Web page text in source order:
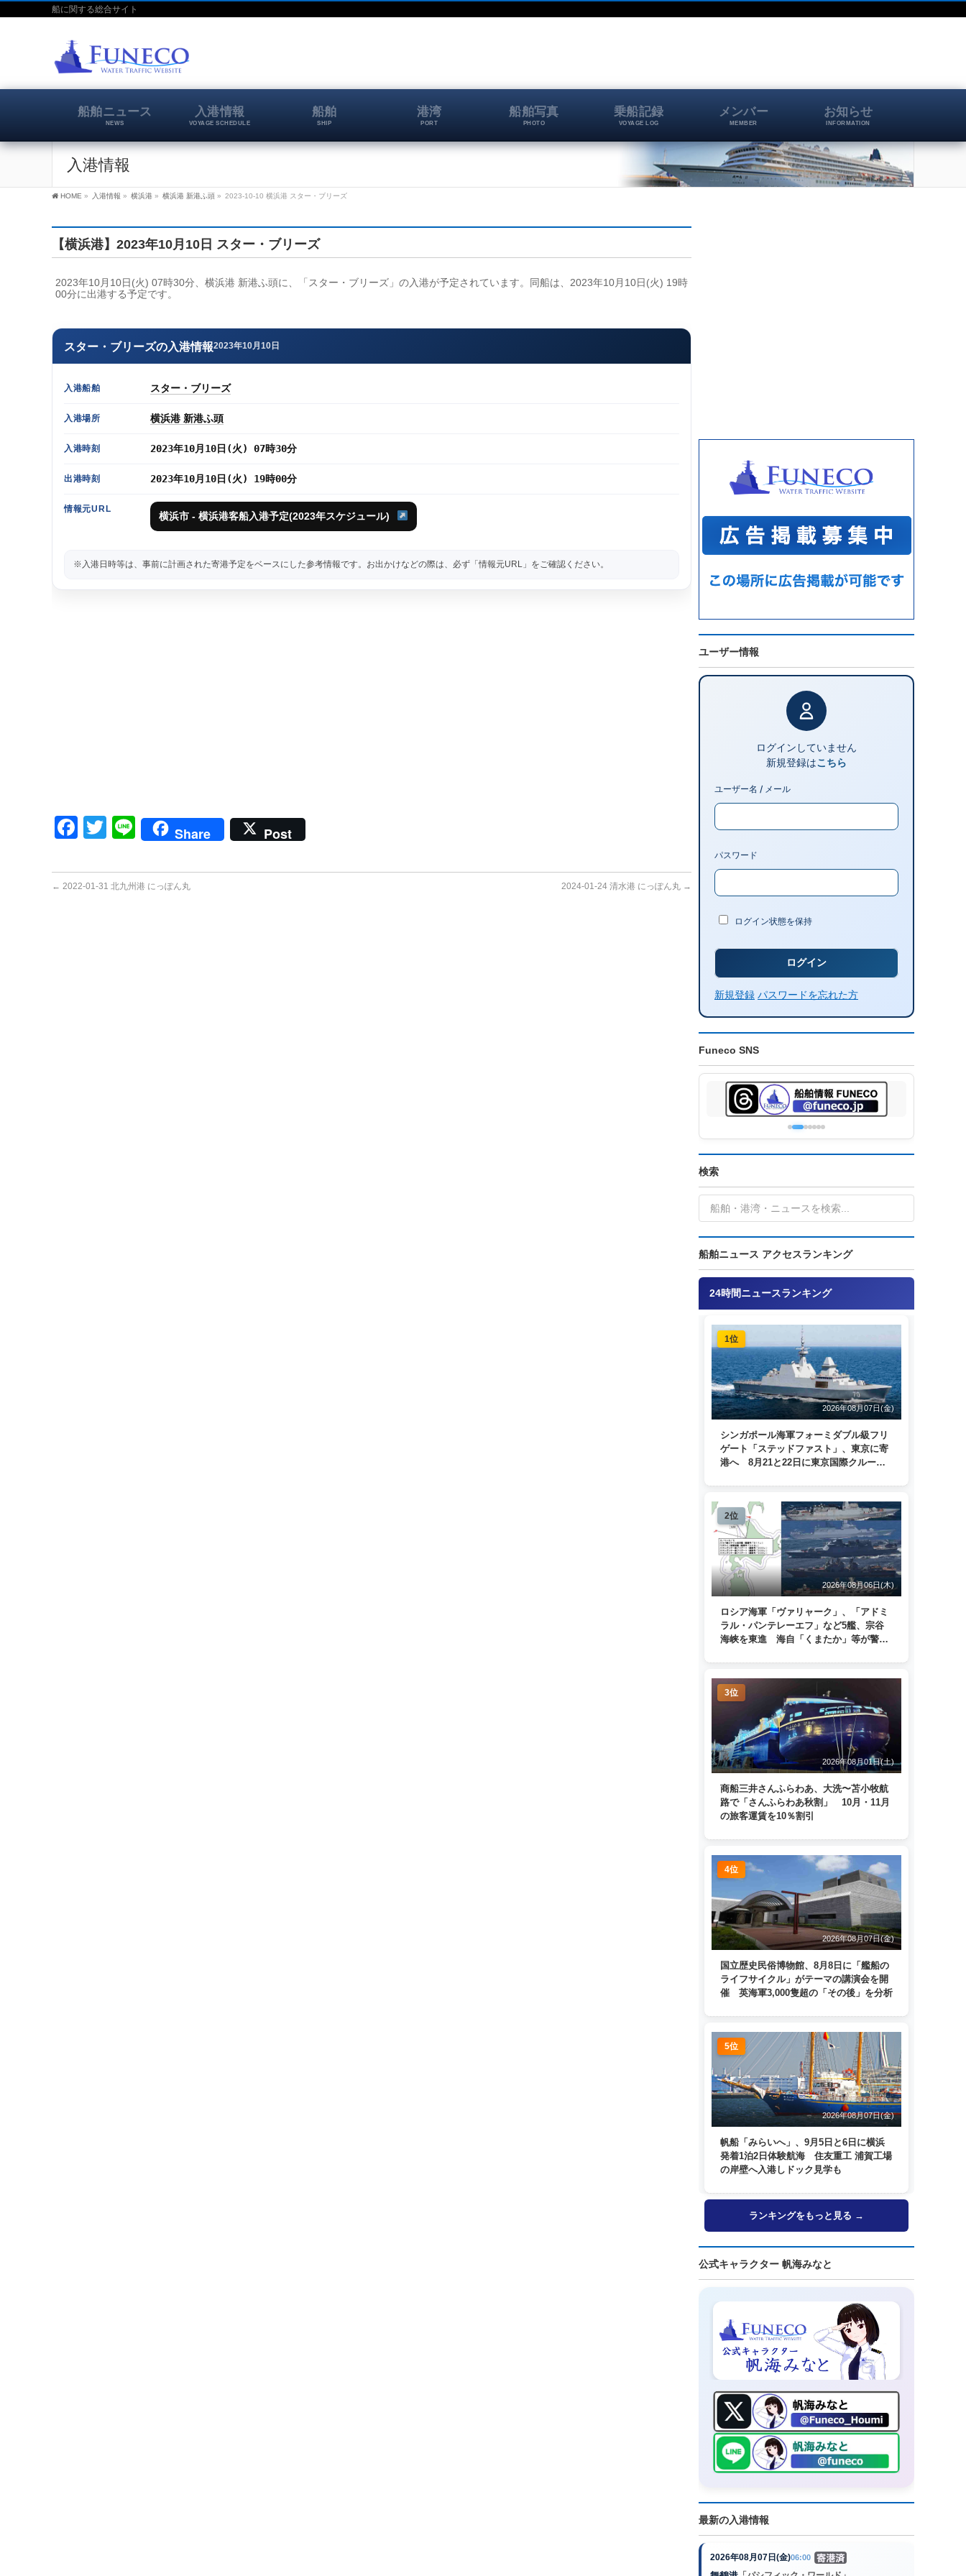
船に関する総合サイト
船舶ニュース
NEWS
入港情報
VOYAGE SCHEDULE
船舶
SHIP
港湾
PORT
船舶写真
PHOTO
乗船記録
VOYAGE LOG
メンバー
MEMBER
お知らせ
INFORMATION
入港情報
HOME » 入港情報 » 横浜港 » 横浜港 新港ふ頭 » 2023-10-10 横浜港 スター・ブリーズ
【横浜港】2023年10月10日 スター・ブリーズ
2023年10月10日(火) 07時30分、横浜港 新港ふ頭に、「スター・ブリーズ」の入港が予定されています。同船は、2023年10月10日(火) 19時
00分に出港する予定です。
スター・ブリーズの入港情報2023年10月10日
入港船舶 スター・ブリーズ
入港場所 横浜港 新港ふ頭
入港時刻 2023年10月10日(火) 07時30分
出港時刻 2023年10月10日(火) 19時00分
情報元URL
横浜市 - 横浜港客船入港予定(2023年スケジュール)
※入港日時等は、事前に計画された寄港予定をベースにした参考情報です。お出かけなどの際は、必ず「情報元URL」をご確認ください。
Facebook
Twitter
LineShare Post
← 2022-01-31 北九州港 にっぽん丸 2024-01-24 清水港 にっぽん丸 →
ユーザー情報
ログインしていません
新規登録はこちら
ユーザー名 / メール
パスワード
ログイン状態を保持
新規登録 パスワードを忘れた方
Funeco SNS
検索
船舶ニュース アクセスランキング
24時間ニュースランキング
1位
2026年08月07日(金)
シンガポール海軍フォーミダブル級フリ
ゲート「ステッドファスト」、東京に寄
港へ 8月21と22日に東京国際クルーズ
2位
2026年08月06日(木)
ロシア海軍「ヴァリャーク」、「アドミ
ラル・パンテレーエフ」など5艦、宗谷
海峡を東進 海自「くまたか」等が警戒
3位
2026年08月01日(土)
商船三井さんふらわあ、大洗〜苫小牧航
路で「さんふらわあ秋割」 10月・11月
の旅客運賃を10％割引
4位
2026年08月07日(金)
国立歴史民俗博物館、8月8日に「艦船の
ライフサイクル」がテーマの講演会を開
催 英海軍3,000隻超の「その後」を分析
5位
2026年08月07日(金)
帆船「みらいへ」、9月5日と6日に横浜
発着1泊2日体験航海 住友重工 浦賀工場
の岸壁へ入港しドック見学も
ランキングをもっと見る →
公式キャラクター 帆海みなと
最新の入港情報
2026年08月07日(金)06:00